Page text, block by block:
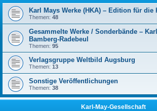
Karl Mays Werke (HKA) – Edition für die
Themen: 48
Gesammelte Werke / Sonderbände –
Bamberg-Radebeul
Themen: 95
Verlagsgruppe Weltbild Augsburg
Themen: 13
Sonstige Veröffentlichungen
Themen: 38
Karl-May-Gesellschaft